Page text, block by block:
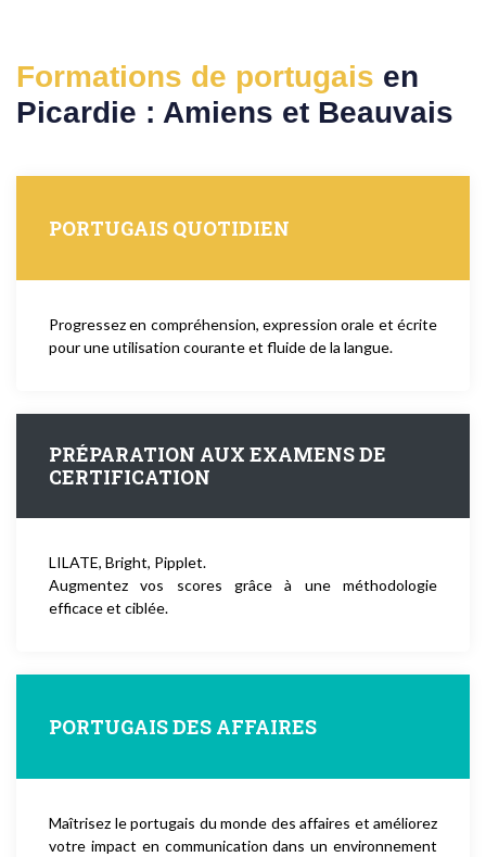
Formations de portugais en
Picardie : Amiens et Beauvais
PORTUGAIS QUOTIDIEN
Progressez en compréhension, expression orale et écrite
pour une utilisation courante et fluide de la langue.
PRÉPARATION AUX EXAMENS DE
CERTIFICATION
LILATE, Bright, Pipplet.
Augmentez vos scores grâce à une méthodologie
efficace et ciblée.
PORTUGAIS DES AFFAIRES
Maîtrisez le portugais du monde des affaires et améliorez
votre impact en communication dans un environnement